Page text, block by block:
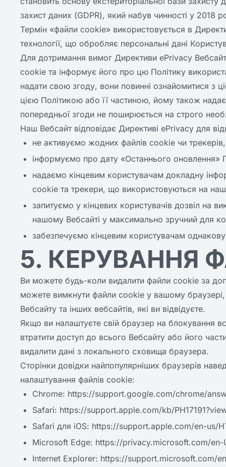
захист даних (GDPR), який набув чинності у 2018
Термін «файли cookie» використовується в
технології, що обробляє персональні дані
Для дотримання вимог Директиви ePrivacy
cookie та інформує його про цю Політику
надати свою згоду, вони повинні ознайомитися з
цією Політикою або її частиною, йому також
попередньої згоди не поширюється на строго
Наш Вебсайт відповідає Директиві ePrivacy для
не активуємо жодних файлів cookie чи
інформуємо про дату «Останнього оновлення»
надаємо кінцевим користувачам докладну
cookie та трекери, що використовуються на
запитуємо у кінцевих користувачів дозвіл на
нашому Вебсайті у максимально зручний для
забезпечуємо кінцевим користувачам
5. КЕРУВАННЯ
Ви можете будь-коли видалити файли cookie за
можете вимкнути файли cookie у вашому
Вебсайту та інших вебсайтів, які ви відвідуєте.
Якщо ви налаштуєте свій браузер на блокування
втратити доступ до всього Вебсайту або його
видалити дані з локального сховища браузера.
Сторінки довідки найпопулярніших браузерів
налаштування файлів cookie:
Chrome: https://support.google.com/chrome/
Safari: https://support.apple.com/kb/
Safari для iOS: https://support.apple.com/en-us/
Microsoft Edge: https://privacy.microsoft.com/
Internet Explorer: https://support.microsoft.com/